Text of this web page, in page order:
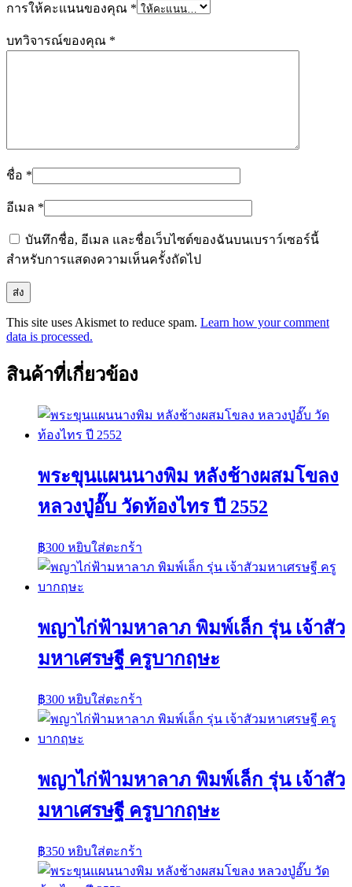
การให้คะแนนของคุณ *
บทวิจารณ์ของคุณ *
ชื่อ *
อีเมล *
บันทึกชื่อ, อีเมล และชื่อเว็บไซต์ของฉันบนเบราว์เซอร์นี้
สำหรับการแสดงความเห็นครั้งถัดไป
This site uses Akismet to reduce spam. Learn how your comment
data is processed.
สินค้าที่เกี่ยวข้อง
พระขุนแผนนางพิม หลังช้างผสมโขลง
หลวงปู่อั๊บ วัดท้องไทร ปี 2552
฿300 หยิบใส่ตะกร้า
พญาไก่ฟ้ามหาลาภ พิมพ์เล็ก รุ่น เจ้าสัว
มหาเศรษฐี ครูบากฤษะ
฿300 หยิบใส่ตะกร้า
พญาไก่ฟ้ามหาลาภ พิมพ์เล็ก รุ่น เจ้าสัว
มหาเศรษฐี ครูบากฤษะ
฿350 หยิบใส่ตะกร้า